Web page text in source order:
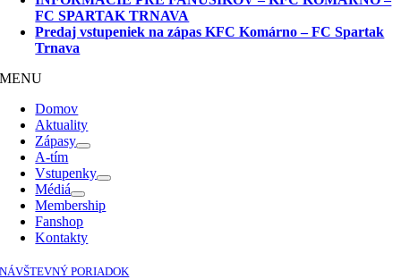
FC SPARTAK TRNAVA
Predaj vstupeniek na zápas KFC Komárno – FC Spartak
Trnava
MENU
Domov
Aktuality
Zápasy
A-tím
Vstupenky
Médiá
Membership
Fanshop
Kontakty
NÁVŠTEVNÝ PORIADOK